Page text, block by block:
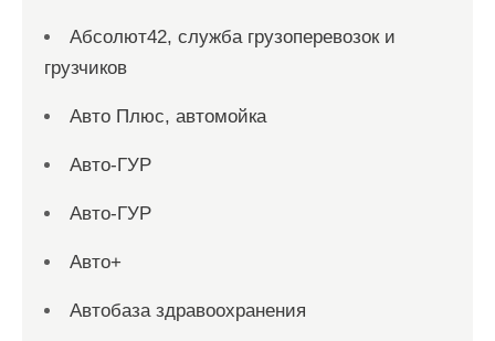
Абсолют42, служба грузоперевозок и
грузчиков
Авто Плюс, автомойка
Авто-ГУР
Авто-ГУР
Авто+
Автобаза здравоохранения